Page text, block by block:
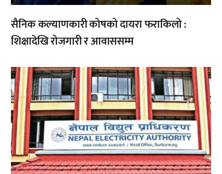
सैनिक कल्याणकारी कोषको दायरा फराकिलो :
शिक्षादेखि रोजगारी र आवाससम्म
,